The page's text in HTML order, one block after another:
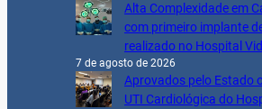
Alta Complexidade em
com primeiro implante
realizado no Hospital
7 de agosto de 2026
Aprovados pelo Estado
UTI Cardiológica do